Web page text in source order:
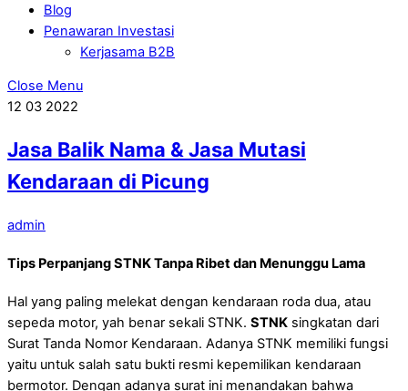
Blog
Penawaran Investasi
Kerjasama B2B
Close Menu
12 03 2022
Jasa Balik Nama & Jasa Mutasi
Kendaraan di Picung
admin
Tips Perpanjang STNK Tanpa Ribet dan Menunggu Lama
Hal yang paling melekat dengan kendaraan roda dua, atau
sepeda motor, yah benar sekali STNK. STNK singkatan dari
Surat Tanda Nomor Kendaraan. Adanya STNK memiliki fungsi
yaitu untuk salah satu bukti resmi kepemilikan kendaraan
bermotor. Dengan adanya surat ini menandakan bahwa